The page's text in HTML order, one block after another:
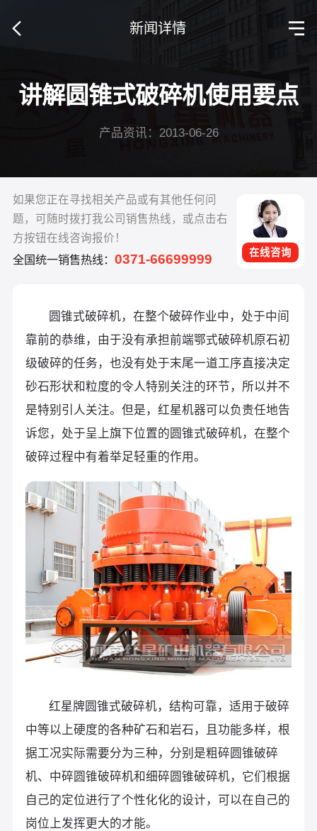
新闻详情
讲解圆锥式破碎机使用要点
产品资讯：2013-06-26
如果您正在寻找相关产品或有其他任何问
题，可随时拨打我公司销售热线，或点击右
方按钮在线咨询报价！
全国统一销售热线： 0371-66699999 在线咨询
圆锥式破碎机，在整个破碎作业中，处于中间
靠前的恭维，由于没有承担前端鄂式破碎机原石初
级破碎的任务，也没有处于末尾一道工序直接决定
砂石形状和粒度的令人特别关注的环节，所以并不
是特别引人关注。但是，红星机器可以负责任地告
诉您，处于呈上旗下位置的圆锥式破碎机，在整个
破碎过程中有着举足轻重的作用。
红星牌圆锥式破碎机，结构可靠，适用于破碎
中等以上硬度的各种矿石和岩石，且功能多样，根
据工况实际需要分为三种，分别是粗碎圆锥破碎
机、中碎圆锥破碎机和细碎圆锥破碎机，它们根据
自己的定位进行了个性化化的设计，可以在自己的
岗位上发挥更大的才能。